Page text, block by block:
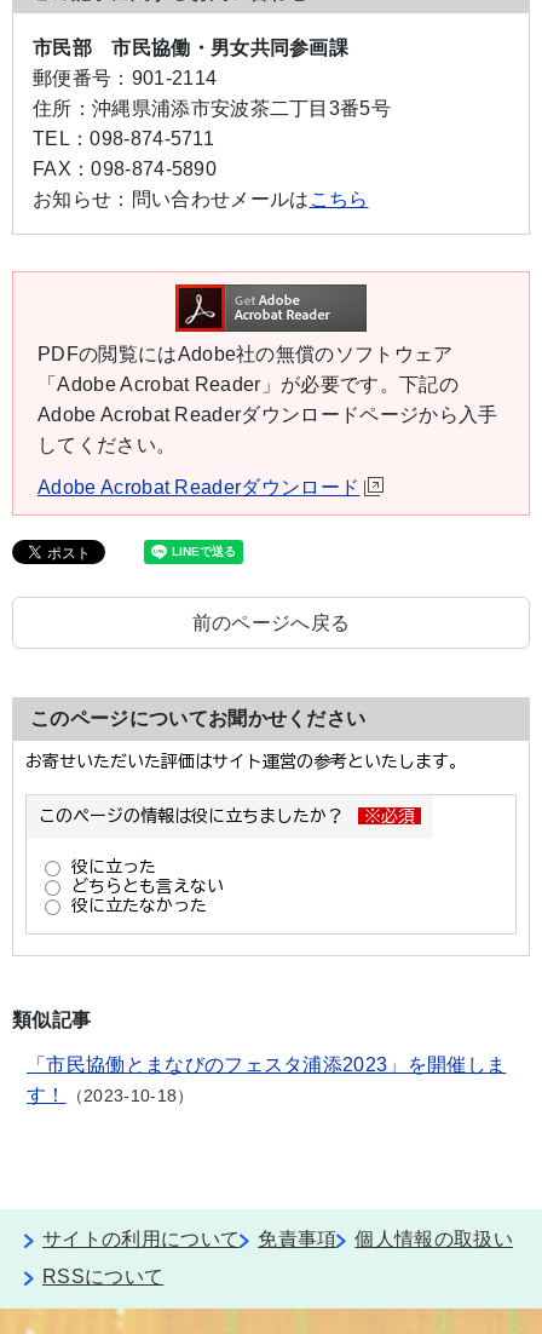
市民部 市民協働・男女共同参画課
郵便番号： 901-2114
住所： 沖縄県浦添市安波茶二丁目3番5号
TEL：098-874-5711
FAX：098-874-5890
お知らせ： 問い合わせメールは こちら
PDFの閲覧にはAdobe社の無償のソフトウェア
「Adobe Acrobat Reader」が必要です。下記の
Adobe Acrobat Readerダウンロードページから入手
してください。
Adobe Acrobat Readerダウンロード
前のページへ戻る
このページについてお聞かせください
類似記事
「市民協働とまなびのフェスタ浦添2023」を開催しま
す！
2023-10-18
サイトの利用について 免責事項
個人情報の取扱い
RSSについて